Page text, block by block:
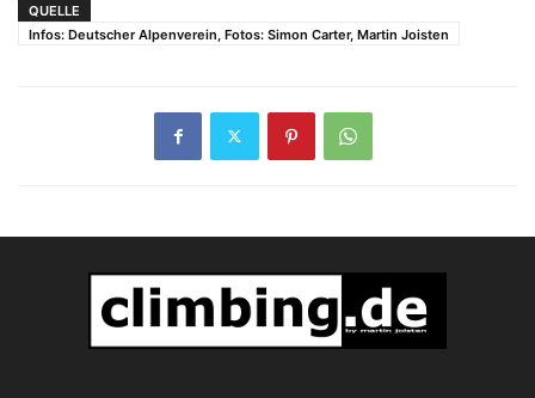
QUELLE
Infos: Deutscher Alpenverein, Fotos: Simon Carter, Martin Joisten